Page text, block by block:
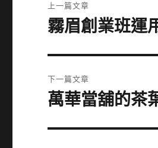
章
上一篇文章
上
篇
文
章:
霧眉創業班運
下一篇文章
下
篇
萬華當舖的茶